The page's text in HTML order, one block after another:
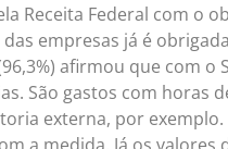
Receita Federal com o
empresas já é
afirmou que com o
São gastos com horas
externa, por
a medida. Já os